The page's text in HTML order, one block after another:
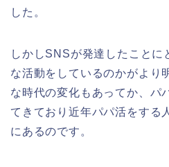
した。
しかしSNSが発達したことに
な活動をしているのかがより
な時代の変化もあってか、パ
てきており近年パパ活をする
にあるのです。